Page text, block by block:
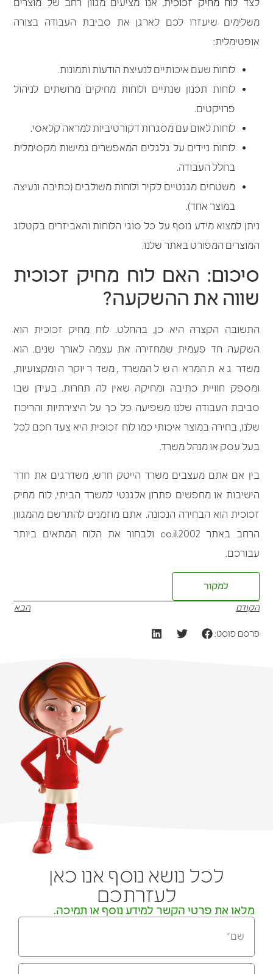
לצד לוח מחיק זכוכית, אנו מציעים מגוון רחב של מוצרים
משלימים שיעזרו לכם לארגן את סביבת העבודה בצורה
אופטימלית:
לוחות שעם איכותיים לנעיצת הודעות ותמונות.
לוחות תכנון שנתיים ולוחות מחיקים מרושתים לניהול
פרויקטים.
לוחות לאום עם מסגרות דקורטיביות למראה קלאסי.
לוחות ניידים על גלגלים המאפשרים גמישות מקסימלית
בחלל העבודה.
משטחים מגנטיים לקיר ולוחות משולבים (כתיבה ונעיצה
במוצר אחד).
ניתן למצוא מידע נוסף על כל סוגי הלוחות והאביזרים בקטלוג
המוצרים המפורט באתר שלנו.
סיכום: האם לוח מחיק זכוכית
שווה את ההשקעה?
התשובה הקצרה היא כן, בהחלט. לוח מחיק זכוכית הוא
השקעה חד פעמית שמחזירה את עצמה לאורך שנים. הוא
משדרג את המראה של המשרד, משדר יוקרה ומקצועיות,
ומספק חוויית כתיבה ומחיקה שאין לה תחרות. בעידן שבו
סביבת העבודה שלנו משפיעה כל כך על היצירתיות והריכוז
שלנו, בחירה במוצר איכותי כמו לוח זכוכית היא צעד חכם לכל
בעל עסק או מנהל משרד.
בין אם אתם מעצבים משרד הייטק חדש, משדרגים את חדר
הישיבות או מחפשים פתרון אלגנטי למשרד הביתי, לוח מחיק
זכוכית הוא הבחירה הנכונה. אתם מוזמנים להתרשם מהמגוון
הרחב באתר 2002.co.il ולבחור את הלוח המתאים ביותר
עבורכם.
למקור
הקודם הבא
פרסם פוסט:
לכל נושא נוסף אנו כאן
לעזרתכם
מלאו את פרטי הקשר למידע נוסף או תמיכה.